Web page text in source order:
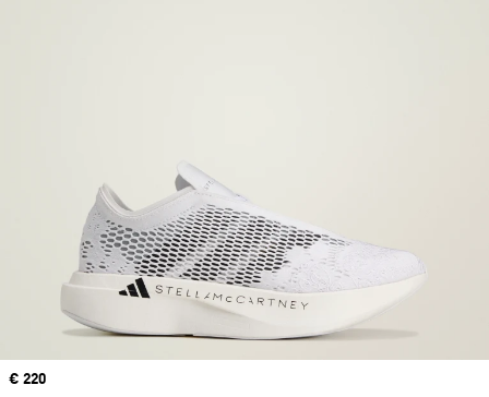
Price
€ 220